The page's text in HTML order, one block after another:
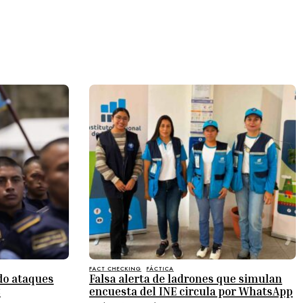
ataques
FACT CHECKING FÁCTICA
Falsa alerta de ladrones que simulan
encuesta del INE circula por WhatsApp